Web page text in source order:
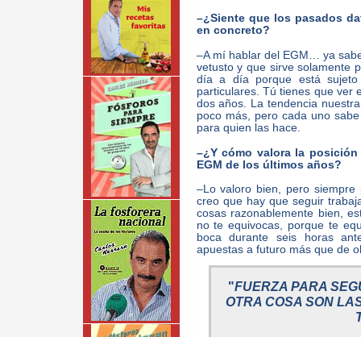
–¿Siente que los pasados
en concreto?
–A mí hablar del EGM… ya
vetusto y que sirve solamente
día a día porque está sujeto
particulares. Tú tienes que ver
dos años. La tendencia
poco más, pero cada uno
para quien las hace.
–¿Y cómo valora la
EGM de los últimos años?
–Lo valoro bien, pero
creo que hay que seguir
cosas razonablemente bien,
no te equivocas, porque te
boca durante seis horas
apuestas a futuro más que de
"FUERZA PARA
OTRA COSA SON